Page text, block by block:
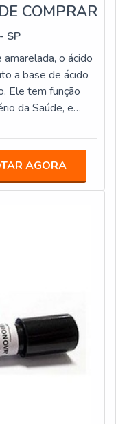
COMPRAR
SP
o ácido
a base de ácido
Ele tem função
da Saúde, e
substituição do
materiais feitos
teflon,
AGORA